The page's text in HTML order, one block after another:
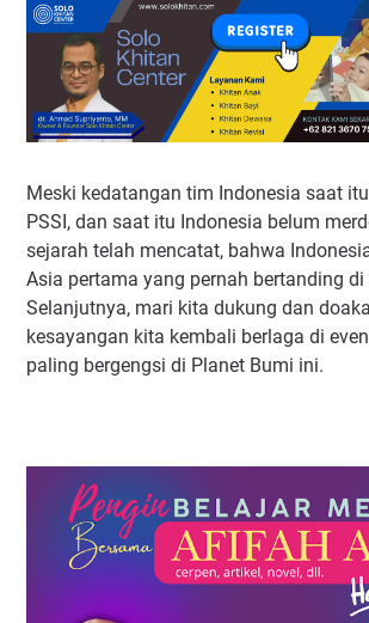
Meski kedatangan tim Indonesia saat
PSSI, dan saat itu Indonesia belum
sejarah telah mencatat, bahwa
Asia pertama yang pernah bertanding
Selanjutnya, mari kita dukung dan
kesayangan kita kembali berlaga di
paling bergengsi di Planet Bumi ini.